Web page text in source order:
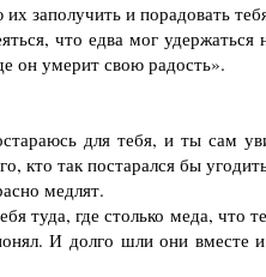
заполучить и порадовать
что едва мог
он умерит свою радость».
для тебя, и ты сам
кто так постарался бы
медлят.
где столько меда, что
И долго шли они вместе